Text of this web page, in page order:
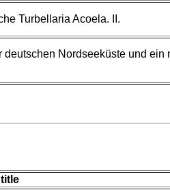
Turbellaria Acoela. II.
deutschen Nordseeküste und ein
title